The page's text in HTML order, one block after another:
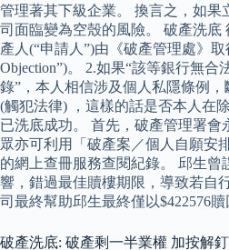
管理著其下級企業。 換言之，如果
司面臨變為空殼的風險。 破產洗底
產人(“申請人”)由《破產管理處》取
Objection”)。 2.如果“該等銀行無
錄”，本人相信涉及個人私隱條例
(觸犯法律) ，這樣的話是否本人在
已洗底成功。 首先，破產管理署會
眾亦可利用「破產案／個人自願安
的網上查冊服務查閱紀錄。 邱生曾
響，錯過最佳贖樓期限，導致若自
司最終幫助邱生最終僅以$422576贖
破產洗底: 破產剩一半業權 加按解